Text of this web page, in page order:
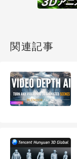
関連記事